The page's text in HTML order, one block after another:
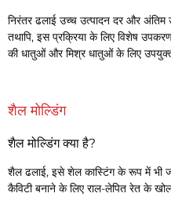
निरंतर ढलाई उच्च उत्पादन दर और अंतिम
तथापि, इस प्रक्रिया के लिए विशेष
की धातुओं और मिश्र धातुओं के लिए
शैल मोल्डिंग
शैल मोल्डिंग क्या है?
शैल ढलाई, इसे शेल कास्टिंग के रूप में भी
कैविटी बनाने के लिए राल-लेपित रेत के